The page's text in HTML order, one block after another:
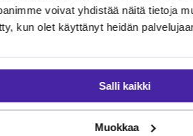
voivat yhdistää näitä tietoja
kun olet käyttänyt heidän
Salli kaikki
Muokkaa